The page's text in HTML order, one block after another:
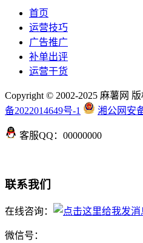
首页
运营技巧
广告推广
补单出评
运营干货
Copyright © 2002-2025 麻薯网
备2022014649号-1
湘公网安
客服QQ：00000000
联系我们
在线咨询：
微信号：